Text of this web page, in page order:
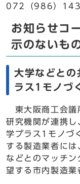
072（986）
お知らせコ
示のないも
大学などと
ラス1モノづ
東大阪商工会議
研究機関が連携
学プラス1モノづ
する製造業者に
などとのマッチ
望する市内製造業